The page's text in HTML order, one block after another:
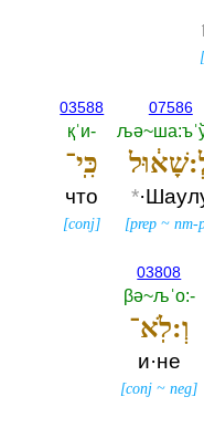
07586
*
[prep~ nm-
03588
қˈи-‎
כִּֽי־
что
[conj]
03808
βә~љˈо:-‎
וְ:לֹֽא־
и·не
[conj ~neg]